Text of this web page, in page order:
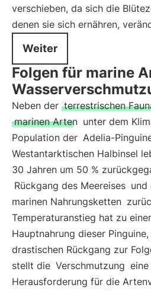
verschieben, da sich die
denen sie sich ernähren,
Weiter
Folgen für marine
Neben der terrestrischen
marinen Arten unter dem
Population der Adelia-
Westantarktischen Halbinsel
30 Jahren um 50 %
Rückgang des Meereises und
marinen Nahrungsketten
Temperaturanstieg hat zu
Hauptnahrung dieser
drastischen Rückgang zur
stellt die Verschmutzung
Herausforderung für die